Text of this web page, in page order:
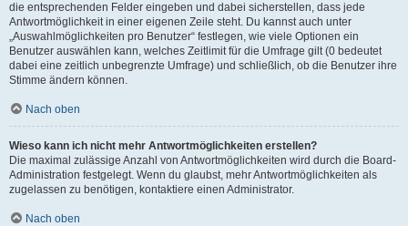
die entsprechenden Felder eingeben und dabei sicherstellen, dass jede
Antwortmöglichkeit in einer eigenen Zeile steht. Du kannst auch unter
„Auswahlmöglichkeiten pro Benutzer“ festlegen, wie viele Optionen ein
Benutzer auswählen kann, welches Zeitlimit für die Umfrage gilt (0 bedeutet
dabei eine zeitlich unbegrenzte Umfrage) und schließlich, ob die Benutzer ihre
Stimme ändern können.
Nach oben
Wieso kann ich nicht mehr Antwortmöglichkeiten erstellen?
Die maximal zulässige Anzahl von Antwortmöglichkeiten wird durch die Board-
Administration festgelegt. Wenn du glaubst, mehr Antwortmöglichkeiten als
zugelassen zu benötigen, kontaktiere einen Administrator.
Nach oben